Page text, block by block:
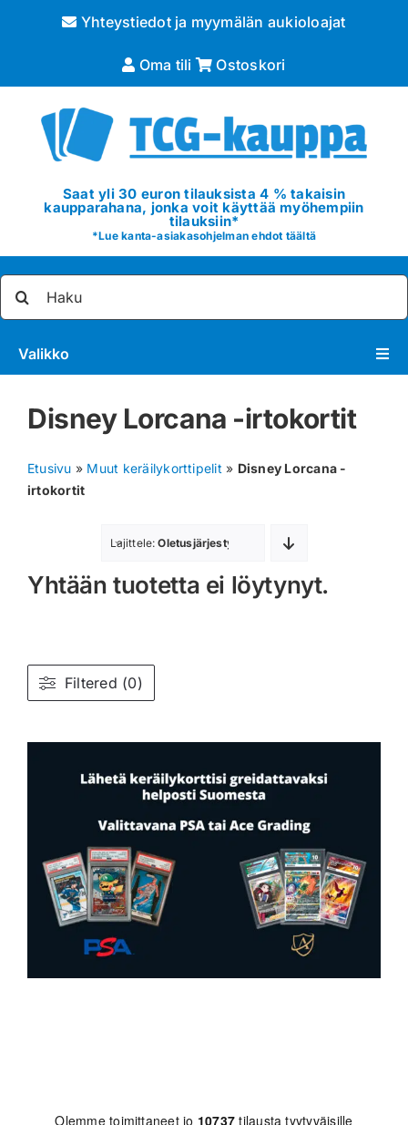
Yhteystiedot ja myymälän aukioloajat
Oma tili Ostoskori
Saat yli 30 euron tilauksista 4 % takaisin
kaupparahana, jonka voit käyttää myöhempiin
tilauksiin*
*Lue kanta-asiakasohjelman ehdot täältä
Valikko
Tarvikkeet
Ennakot
Irtokortit
Disney Lorcana -irtokortit
Etusivu » Muut keräilykorttipelit » Disney Lorcana -
irtokortit
Lajittele:Oletusjärjestys
Yhtään tuotetta ei löytynyt.
Filtered (0)
Olemme toimittaneet jo 10737 tilausta tyytyväisille